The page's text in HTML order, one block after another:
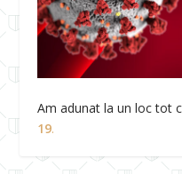
Am adunat la un loc tot
19.